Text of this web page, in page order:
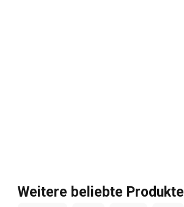
Weitere beliebte Produkte